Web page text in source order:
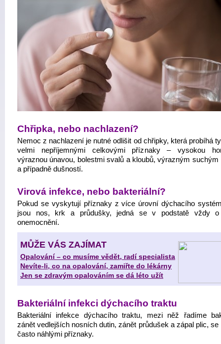
Chřipka, nebo nachlazení?
Nemoc z nachlazení je nutné odlišit od chřipky, která probíhá
velmi nepříjemnými celkovými příznaky – vysokou
výraznou únavou, bolestmi svalů a kloubů, výrazným suchým
a případně dušností.
Virová infekce, nebo bakteriální?
Pokud se vyskytují příznaky z více úrovní dýchacího
jsou nos, krk a průdušky, jedná se v podstatě vždy o
onemocnění.
MŮŽE VÁS ZAJÍMAT
Opalování – co musíme vědět, radí specialista
Nevíte-li, co na opalování, zamiřte do lékárny
Jen se zdravým opalováním se dá léto užít
Bakteriální infekci dýchacího traktu
Bakteriální infekce dýchacího traktu, mezi něž řadíme
zánět vedlejších nosních dutin, zánět průdušek a zápal plic, se
často náhlými příznaky.